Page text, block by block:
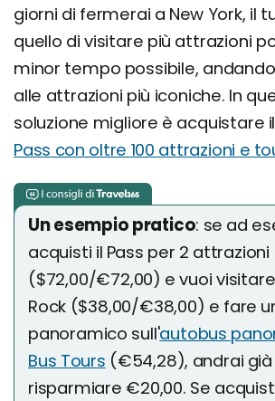
giorni di fermerai a New York, il
quello di visitare più attrazioni
minor tempo possibile,
alle attrazioni più iconiche. In
soluzione migliore è acquistare il
Pass con oltre 100 attrazioni e
Un esempio pratico: se ad
acquisti il Pass per 2 attrazioni
($72,00/€72,00) e vuoi
Rock ($38,00/€38,00) e fare
panoramico sull'autobus
Bus Tours (€54,28), andrai già
risparmiare €20,00. Se